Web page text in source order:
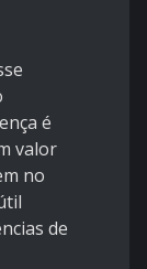
é
valor
no
de